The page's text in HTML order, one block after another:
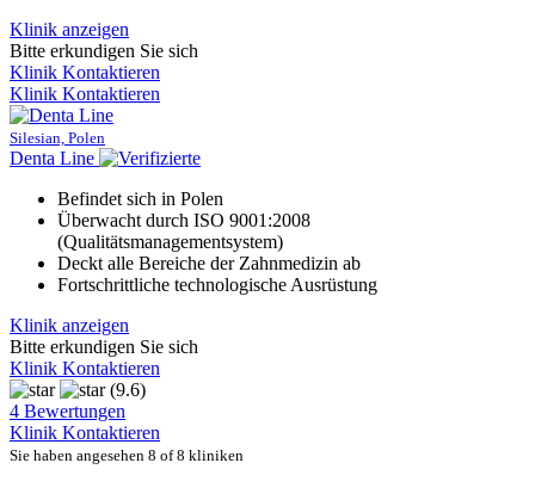
Klinik anzeigen
Bitte erkundigen Sie sich
Klinik Kontaktieren
Klinik Kontaktieren
Silesian, Polen
Denta Line
Befindet sich in Polen
Überwacht durch ISO 9001:2008
(Qualitätsmanagementsystem)
Deckt alle Bereiche der Zahnmedizin ab
Fortschrittliche technologische Ausrüstung
Klinik anzeigen
Bitte erkundigen Sie sich
Klinik Kontaktieren
(9.6)
4 Bewertungen
Klinik Kontaktieren
Sie haben angesehen 8 of 8 kliniken